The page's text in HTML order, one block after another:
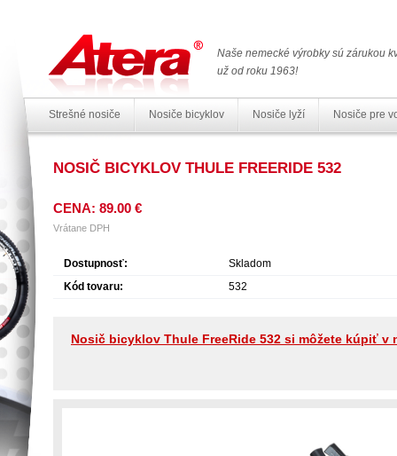
Naše nemecké výrobky sú zárukou
už od roku 1963!
Strešné nosiče Nosiče bicyklov Nosiče lyží Nosiče pre
NOSIČ BICYKLOV THULE FREERIDE 532
CENA: 89.00 €
Vrátane DPH
Dostupnosť:
Skladom
Kód tovaru:
532
Nosič bicyklov Thule FreeRide 532 si môžete kúpiť v